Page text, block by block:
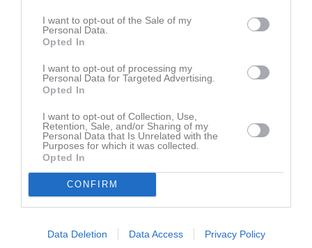
I want to opt-out of the Sale of my
Personal Data.
Opted In
I want to opt-out of processing my
Personal Data for Targeted Advertising.
Opted In
I want to opt-out of Collection, Use,
Retention, Sale, and/or Sharing of my
Personal Data that Is Unrelated with the
Purposes for which it was collected.
Opted In
CONFIRM
Data Deletion Data Access Privacy Policy
Eddie Forsberg - NY från Falu IF J20
Tobias Lindgren - Förlängt
Emil Goude - Förlängt
Sportgrupp
Lucas Byhlin - 072-536 60 38
Tränare
Torbjörn Persson - Huvudtränare
Lagledare
Materialare
Roland Persson
Matchanalytiker